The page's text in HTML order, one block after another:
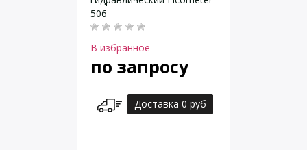
506
В избранное
по запросу
Доставка 0 руб